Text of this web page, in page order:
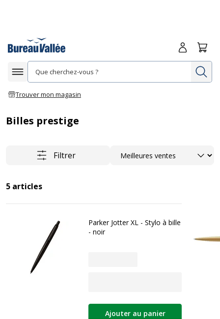
Afficher la navigation
Trouver mon magasin
Me
Billes prestige
Filtrer Trier
5 articles
Parker Jotter XL - Stylo à bille
- noir
Ajouter au panier